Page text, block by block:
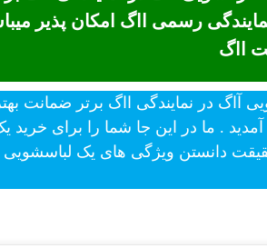
رسمی ااگ امکان پذیر
ااگ
. ما در این جا شما را برای
دانستن ویژگی های یک لباسشویی